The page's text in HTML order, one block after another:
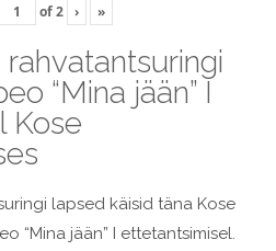
of2 › »
“Mina jään” I
Kose
lapsed käisid täna Kose
“Mina jään” I ettetantsimisel.